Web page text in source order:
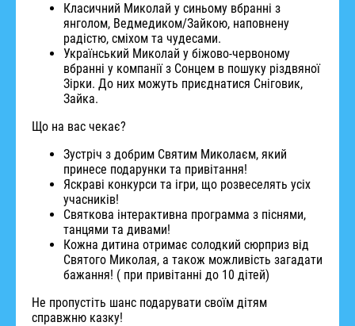
Класичний Миколай у синьому вбранні з
янголом, Ведмедиком/Зайкою, наповнену
радістю, сміхом та чудесами.
Український Миколай у біжово-червоному
вбранні у компанії з Сонцем в пошуку різдвяної
Зірки. До них можуть приєднатися Сніговик,
Зайка.
Що на вас чекає?
Зустріч з добрим Святим Миколаєм, який
принесе подарунки та привітання!
Яскраві конкурси та ігри, що розвеселять усіх
учасників!
Святкова інтерактивна программа з піснями,
танцями та дивами!
Кожна дитина отримає солодкий сюрприз від
Святого Миколая, а також можливість загадати
бажання! ( при привітанні до 10 дітей)
Не пропустіть шанс подарувати своїм дітям
справжню казку!